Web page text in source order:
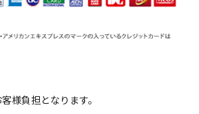
様負担となります。